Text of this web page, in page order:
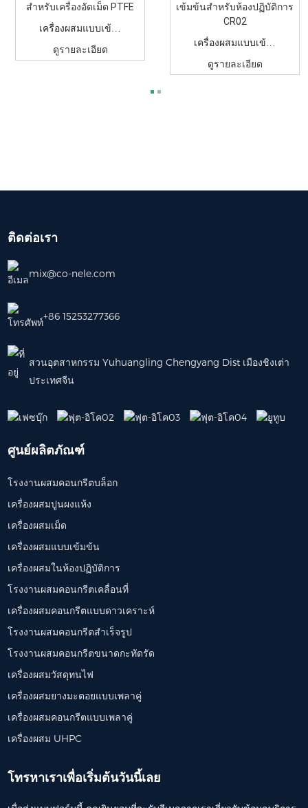
เครื่องผสมแบบเข้มข้นสำหรับเครื่องอัดเม็ด PTFE
ดูรายละเอียด
เครื่องผสมแบบเข้มข้นสำหรับห้องปฏิบัติการ CR02 สำหรับการผสมและ...
ดูรายละเอียด
ติดต่อเรา
mix@co-nele.com
+86 15253277366
สวนอุตสาหกรรม Yuhuangling Chengyang Dist เมืองชิงเต่า
ประเทศจีน
ศูนย์ผลิตภัณฑ์
โรงงานผสมคอนกรีตบล็อก
เครื่องผสมปูนผงแห้ง
เครื่องผสมเม็ด
เครื่องผสมแบบเข้มข้น
เครื่องผสมในห้องปฏิบัติการ
โรงงานผสมคอนกรีตเคลื่อนที่
เครื่องผสมคอนกรีตแบบดาวเคราะห์
โรงงานผสมคอนกรีตสำเร็จรูป
โรงงานผสมคอนกรีตขนาดกะทัดรัด
เครื่องผสมวัสดุทนไฟ
เครื่องผสมยางมะตอยแบบเพลาคู่
เครื่องผสมคอนกรีตแบบเพลาคู่
เครื่องผสม UHPC
โทรหาเราเพื่อเริ่มต้นวันนี้เลย